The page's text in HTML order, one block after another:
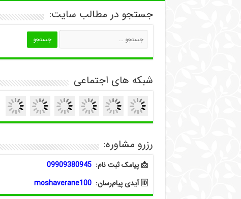
جستجو در مطالب سایت:
شبکه های اجتماعی
رزرو مشاوره:
📩 پیامک ثبت نام:09909380945
🆔 آیدی پیام‌رسان:
moshaverane100